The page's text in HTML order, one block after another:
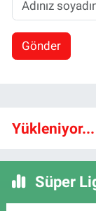
Gönder
Yükleniyor...
Süper